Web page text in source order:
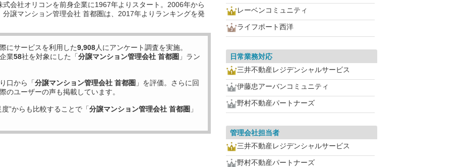
式会社オリコンを前身企業に1967年よりスタート。2006年から
分譲マンション管理会社 首都圏は、2017年よりランキングを発
にサービスを利用した9,908人にアンケート調査を実施。
業58社を対象にした「分譲マンション管理会社 首都圏 」ラン
口から「分譲マンション管理会社 首都圏 」を評価。さらに回
のユーザーの声も掲載しています。
”からも比較することで「分譲マンション管理会社 首都圏 」
レーベンコミュニティ
ライフポート西洋
日常業務対応
三井不動産レジデンシャルサービス
伊藤忠アーバンコミュニティ
野村不動産パートナーズ
管理会社担当者
三井不動産レジデンシャルサービス
野村不動産パートナーズ